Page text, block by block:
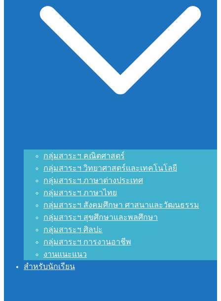
กลุ่มสาระฯ คณิตศาสตร์
กลุ่มสาระฯ วิทยาศาสตร์และเทคโนโลยี
กลุ่มสาระฯ ภาษาต่างประเทศ
กลุ่มสาระฯ ภาษาไทย
กลุ่มสาระฯ สังคมศึกษา ศาสนาและวัฒนธรรม
กลุ่มสาระฯ สุขศึกษาและพลศึกษา
กลุ่มสาระฯ ศิลปะ
กลุ่มสาระฯ การงานอาชีพ
งานแนะแนว
สำหรับนักเรียน